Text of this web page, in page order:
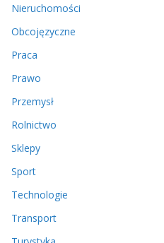
Nieruchomości
Obcojęzyczne
Praca
Prawo
Przemysł
Rolnictwo
Sklepy
Sport
Technologie
Transport